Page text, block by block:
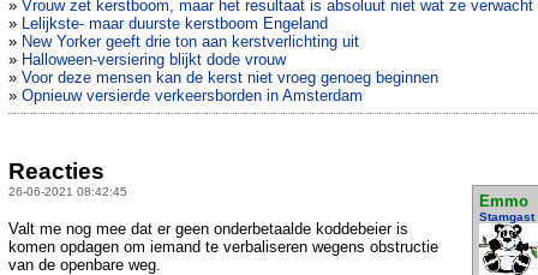
» Vrouw zet kerstboom, maar het resultaat is absoluut niet wat ze verwacht
» Lelijkste- maar duurste kerstboom Engeland
» New Yorker geeft drie ton aan kerstverlichting uit
» Halloween-versiering blijkt dode vrouw
» Voor deze mensen kan de kerst niet vroeg genoeg beginnen
» Opnieuw versierde verkeersborden in Amsterdam
Reacties
26-06-2021 08:42:45
Emmo
Stamgast
Valt me nog mee dat er geen onderbetaalde koddebeier is
komen opdagen om iemand te verbaliseren wegens obstructie
van de openbare weg.